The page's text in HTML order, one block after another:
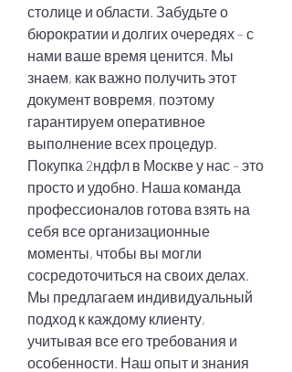
столице и области. Забудьте о
бюрократии и долгих очередях – с
нами ваше время ценится. Мы
знаем, как важно получить этот
документ вовремя, поэтому
гарантируем оперативное
выполнение всех процедур.
Покупка 2ндфл в Москве у нас – это
просто и удобно. Наша команда
профессионалов готова взять на
себя все организационные
моменты, чтобы вы могли
сосредоточиться на своих делах.
Мы предлагаем индивидуальный
подход к каждому клиенту,
учитывая все его требования и
особенности. Наш опыт и знания